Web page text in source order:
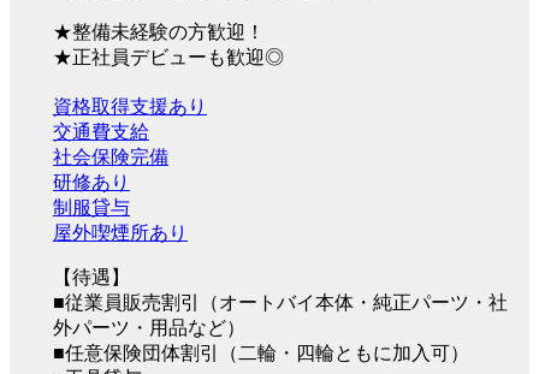
★整備未経験の方歓迎！
★正社員デビューも歓迎◎
資格取得支援あり
交通費支給
社会保険完備
研修あり
制服貸与
屋外喫煙所あり
【待遇】
■従業員販売割引（オートバイ本体・純正パーツ・社
外パーツ・用品など）
■任意保険団体割引（二輪・四輪ともに加入可）